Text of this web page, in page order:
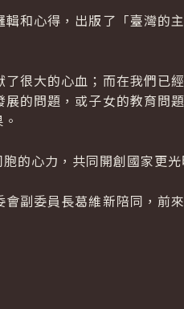
和心得，出版了「臺灣的
很大的心血；而在我們已
的問題，或子女的教育問
心力，共同開創國家更光
副委員長葛維新陪同，前